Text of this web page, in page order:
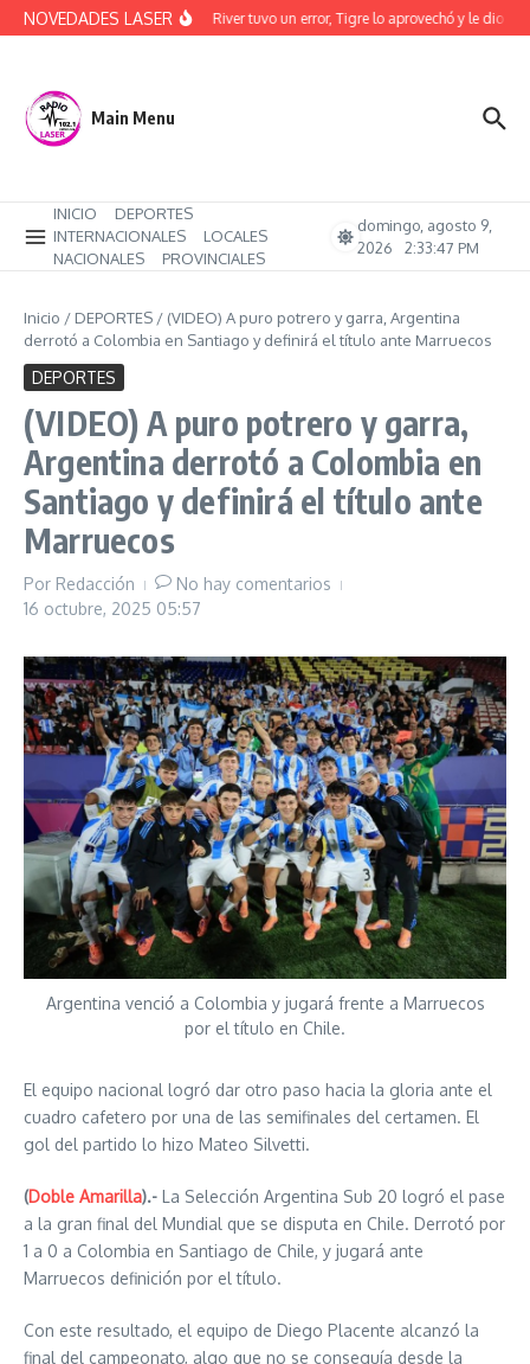
Saltar al contenido
NOVEDADES LASER(Video) River tuvo un error, Tigre lo aprovechó y le dio
Main Menu
INICIO
DEPORTES
INTERNACIONALES
LOCALES
NACIONALES
PROVINCIALES
domingo, agosto 9,
2026
2:33:47 PM
Inicio / DEPORTES / (VIDEO) A puro potrero y garra, Argentina
derrotó a Colombia en Santiago y definirá el título ante Marruecos
DEPORTES
(VIDEO) A puro potrero y garra,
Argentina derrotó a Colombia en
Santiago y definirá el título ante
Marruecos
Por Redacción
No hay comentarios
16 octubre, 2025 05:57
Argentina venció a Colombia y jugará frente a Marruecos
por el título en Chile.
El equipo nacional logró dar otro paso hacia la gloria ante el
cuadro cafetero por una de las semifinales del certamen. El
gol del partido lo hizo Mateo Silvetti.
(Doble Amarilla).- La Selección Argentina Sub 20 logró el pase
a la gran final del Mundial que se disputa en Chile. Derrotó por
1 a 0 a Colombia en Santiago de Chile, y jugará ante
Marruecos definición por el título.
Con este resultado, el equipo de Diego Placente alcanzó la
final del campeonato, algo que no se conseguía desde la